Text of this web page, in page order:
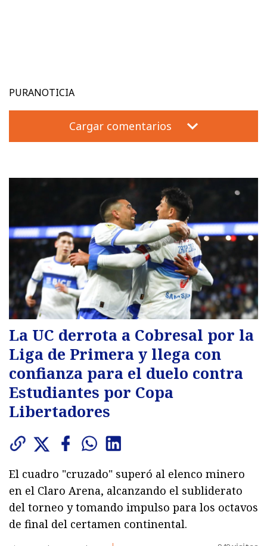
PURANOTICIA
Cargar comentarios
La UC derrota a Cobresal por la
Liga de Primera y llega con
confianza para el duelo contra
Estudiantes por Copa
Libertadores
El cuadro "cruzado" superó al elenco minero
en el Claro Arena, alcanzando el subliderato
del torneo y tomando impulso para los octavos
de final del certamen continental.